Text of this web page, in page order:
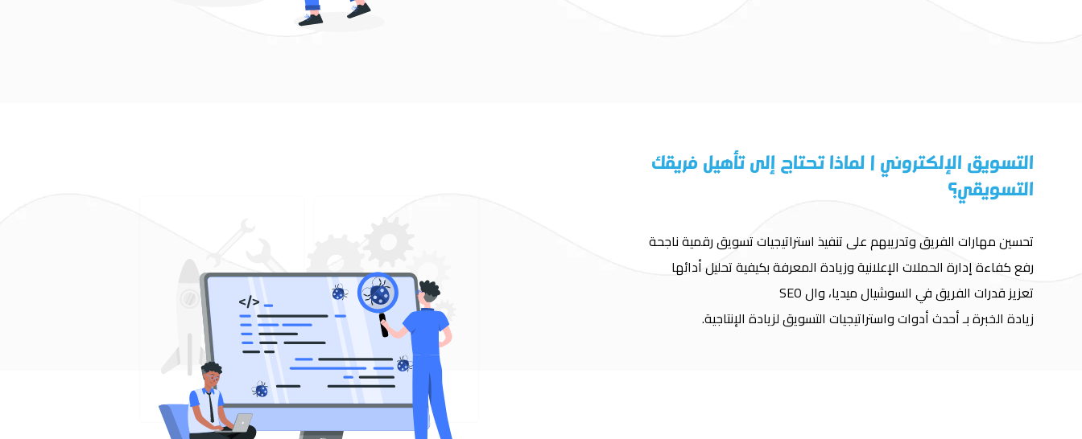
التسويق الإلكتروني | لماذا تحتاج إلى تأهيل فريقك
التسويقي؟
تحسين مهارات الفريق وتدريبهم على تنفيذ استراتيجيات تسويق رقمية ناجحة
رفع كفاءة إدارة الحملات الإعلانية وزيادة المعرفة بكيفية تحليل أدائها
تعزيز قدرات الفريق في السوشيال ميديا، وال SEO
زيادة الخبرة بـ أحدث أدوات واستراتيجيات التسويق لزيادة الإنتاجية.